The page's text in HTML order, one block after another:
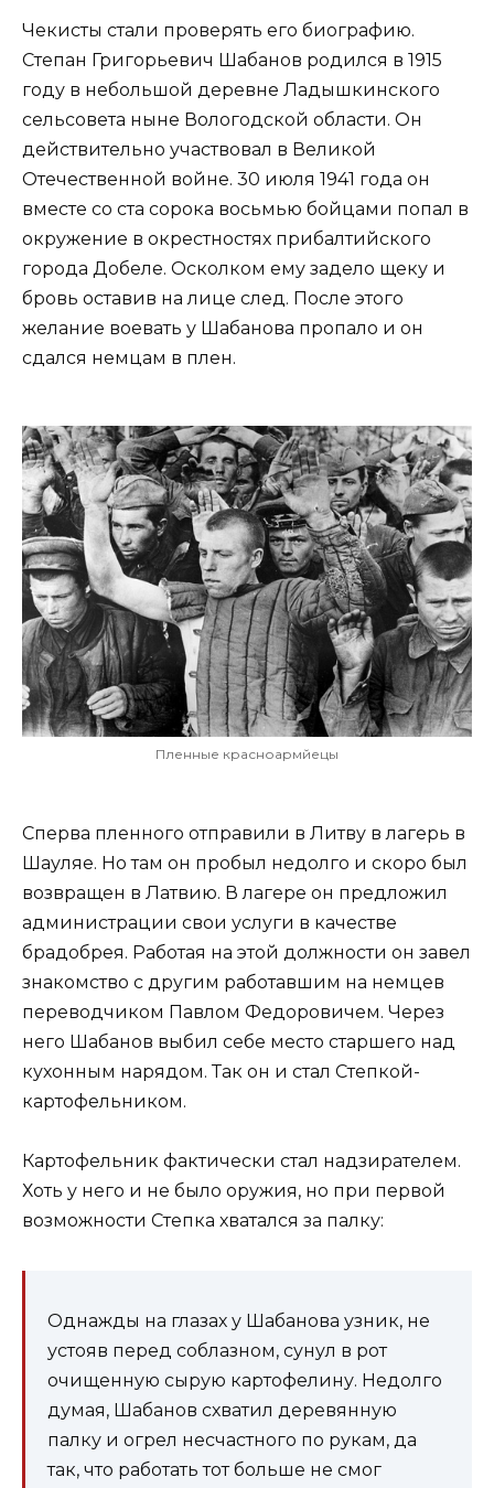
Чекисты стали проверять его биографию.
Степан Григорьевич Шабанов родился в 1915
году в небольшой деревне Ладышкинского
сельсовета ныне Вологодской области. Он
действительно участвовал в Великой
Отечественной войне. 30 июля 1941 года он
вместе со ста сорока восьмью бойцами попал в
окружение в окрестностях прибалтийского
города Добеле. Осколком ему задело щеку и
бровь оставив на лице след. После этого
желание воевать у Шабанова пропало и он
сдался немцам в плен.
Пленные красноармйецы
Сперва пленного отправили в Литву в лагерь в
Шауляе. Но там он пробыл недолго и скоро был
возвращен в Латвию. В лагере он предложил
администрации свои услуги в качестве
брадобрея. Работая на этой должности он завел
знакомство с другим работавшим на немцев
переводчиком Павлом Федоровичем. Через
него Шабанов выбил себе место старшего над
кухонным нарядом. Так он и стал Степкой-
картофельником.
Картофельник фактически стал надзирателем.
Хоть у него и не было оружия, но при первой
возможности Степка хватался за палку:
Однажды на глазах у Шабанова узник, не
устояв перед соблазном, сунул в рот
очищенную сырую картофелину. Недолго
думая, Шабанов схватил деревянную
палку и огрел несчастного по рукам, да
так, что работать тот больше не смог